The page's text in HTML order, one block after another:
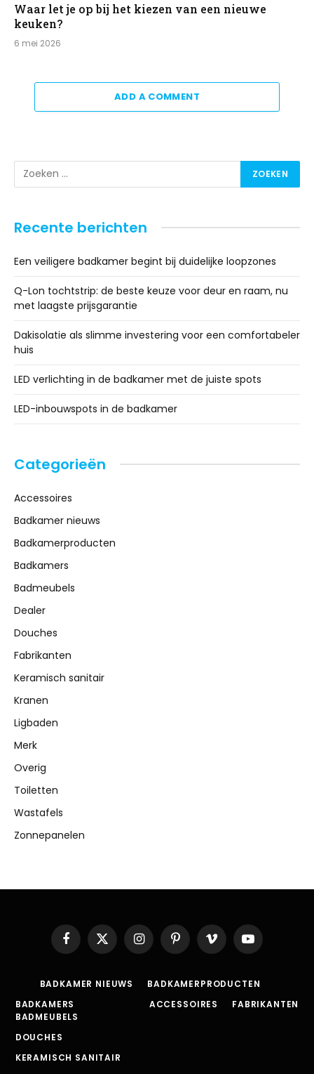
Waar let je op bij het kiezen van een nieuwe
keuken?
6 mei 2026
ADD A COMMENT
Recente berichten
Een veiligere badkamer begint bij duidelijke loopzones
Q-Lon tochtstrip: de beste keuze voor deur en raam, nu
met laagste prijsgarantie
Dakisolatie als slimme investering voor een comfortabeler
huis
LED verlichting in de badkamer met de juiste spots
LED-inbouwspots in de badkamer
Categorieën
Accessoires
Badkamer nieuws
Badkamerproducten
Badkamers
Badmeubels
Dealer
Douches
Fabrikanten
Keramisch sanitair
Kranen
Ligbaden
Merk
Overig
Toiletten
Wastafels
Zonnepanelen
Facebook
X
(Twitter)
InstagramPinterestVimeo YouTube
BADKAMER NIEUWS
BADKAMERPRODUCTEN
BADKAMERS
BADMEUBELS
DOUCHES
KERAMISCH SANITAIR
ACCESSOIRES FABRIKANTEN